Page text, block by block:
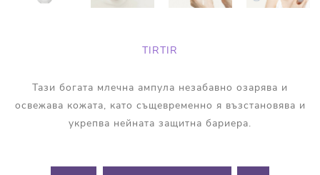
TIRTIR
Тази богата млечна ампула незабавно озарява и
освежава кожата, като същевременно я възстановява и
укрепва нейната защитна бариера.